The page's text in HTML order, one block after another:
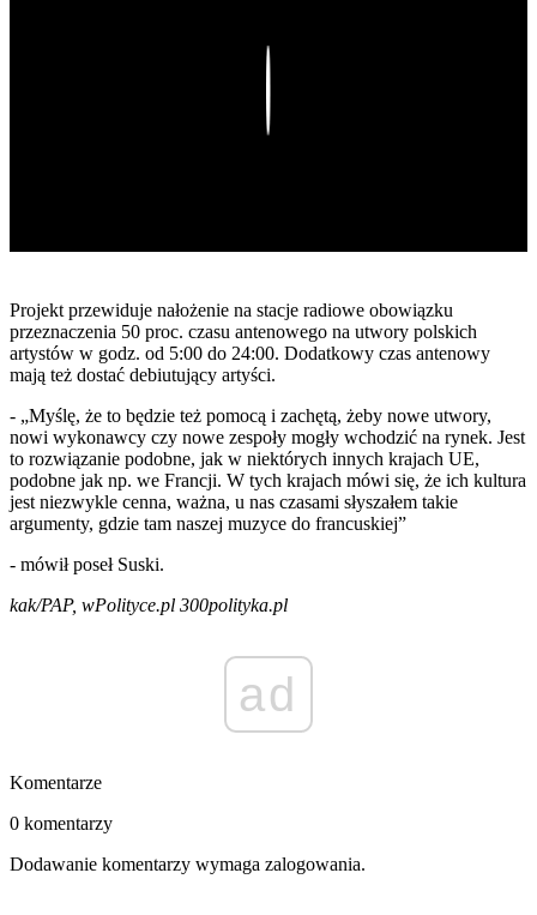
Projekt przewiduje nałożenie na stacje radiowe obowiązku
przeznaczenia 50 proc. czasu antenowego na utwory polskich
artystów w godz. od 5:00 do 24:00. Dodatkowy czas antenowy
mają też dostać debiutujący artyści.
- „Myślę, że to będzie też pomocą i zachętą, żeby nowe utwory,
nowi wykonawcy czy nowe zespoły mogły wchodzić na rynek. Jest
to rozwiązanie podobne, jak w niektórych innych krajach UE,
podobne jak np. we Francji. W tych krajach mówi się, że ich kultura
jest niezwykle cenna, ważna, u nas czasami słyszałem takie
argumenty, gdzie tam naszej muzyce do francuskiej”
- mówił poseł Suski.
kak/PAP, wPolityce.pl 300polityka.pl
ad
Komentarze
0 komentarzy
Dodawanie komentarzy wymaga zalogowania.